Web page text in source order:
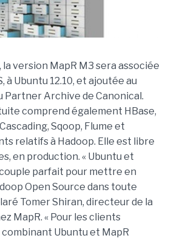
version MapR M3 sera associée
à Ubuntu 12.10, et ajoutée au
Archive de Canonical.
comprend également HBase,
Sqoop, Flume et
relatifs à Hadoop. Elle est libre
en production. « Ubuntu et
parfait pour mettre en
Open Source dans toute
Tomer Shiran, directeur de la
MapR. « Pour les clients
Ubuntu et MapR